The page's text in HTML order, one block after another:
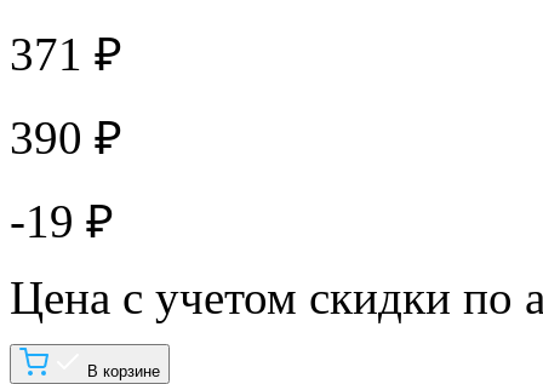
371 ₽
390 ₽
-19 ₽
Цена с учетом скидки по
В корзине